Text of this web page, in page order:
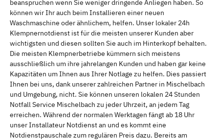
beanspruchen wenn Sie weniger dringende Anliegen haben. So
können wir Ihr auch beim Installieren einer neuen
Waschmaschine oder ähnlichem, helfen. Unser lokaler 24h
Klempnernotdienst ist für die meisten unserer Kunden aber
wichtigsten und diesen sollten Sie auch im Hinterkopf behalten.
Die meisten Klempnerbetriebe kümmern sich meistens
ausschließlich um ihre jahrelangen Kunden und haben gar keine
Kapazitäten um Ihnen aus Ihrer Notlage zu helfen. Dies passiert
Ihnen bei uns, dank unserer zahlreichen Partner in Mischelbach
und Umgebung, nicht. Sie können unseren lokalen 24 Stunden
Notfall Service Mischelbach zu jeder Uhrzeit, an jedem Tag
erreichen. Während der normalen Werktagen fängt ab 18 Uhr
unser Installateur Notdienst an und es kommt eine
Notdienstpauschale zum regulären Preis dazu. Bereits am